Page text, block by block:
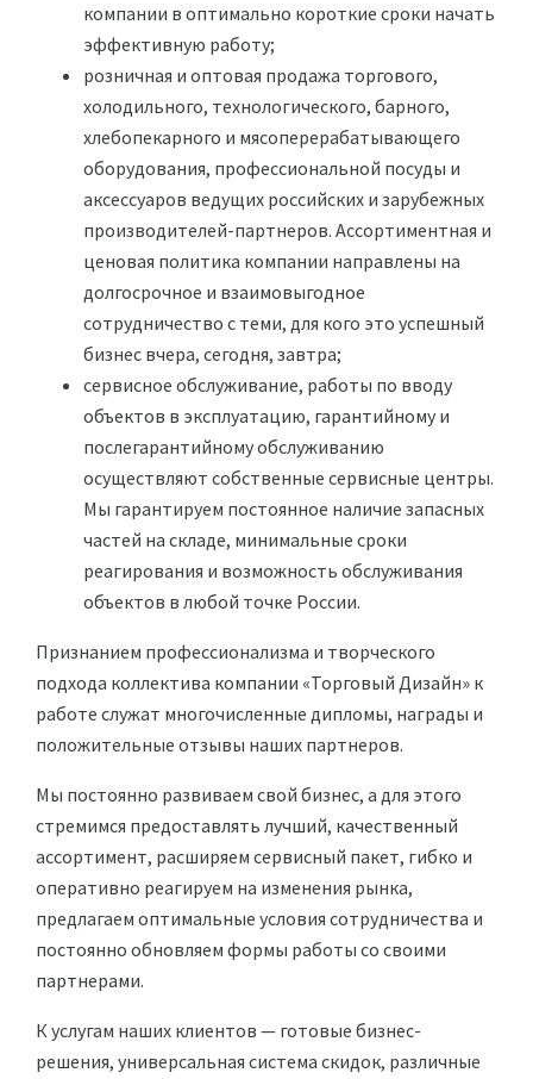
компании в оптимально короткие сроки начать
эффективную работу;
розничная и оптовая продажа торгового,
холодильного, технологического, барного,
хлебопекарного и мясоперерабатывающего
оборудования, профессиональной посуды и
аксессуаров ведущих российских и зарубежных
производителей-партнеров. Ассортиментная и
ценовая политика компании направлены на
долгосрочное и взаимовыгодное
сотрудничество с теми, для кого это успешный
бизнес вчера, сегодня, завтра;
сервисное обслуживание, работы по вводу
объектов в эксплуатацию, гарантийному и
послегарантийному обслуживанию
осуществляют собственные сервисные центры.
Мы гарантируем постоянное наличие запасных
частей на складе, минимальные сроки
реагирования и возможность обслуживания
объектов в любой точке России.
Признанием профессионализма и творческого
подхода коллектива компании «Торговый Дизайн» к
работе служат многочисленные дипломы, награды и
положительные отзывы наших партнеров.
Мы постоянно развиваем свой бизнес, а для этого
стремимся предоставлять лучший, качественный
ассортимент, расширяем сервисный пакет, гибко и
оперативно реагируем на изменения рынка,
предлагаем оптимальные условия сотрудничества и
постоянно обновляем формы работы со своими
партнерами.
К услугам наших клиентов — готовые бизнес-
решения, универсальная система скидок, различные